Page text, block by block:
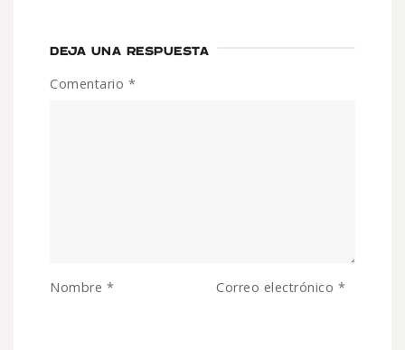
DEJA UNA RESPUESTA
Comentario *
Nombre * Correo electrónico *